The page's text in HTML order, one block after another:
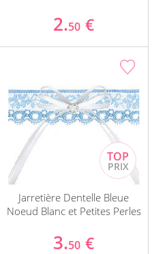
2.50 €
Jarretière Dentelle Bleue
Noeud Blanc et Petites Perles
3.50 €